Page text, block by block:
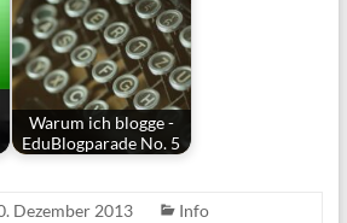
Warum ich blogge -
EduBlogparade No. 5
Dezember 2013
Info